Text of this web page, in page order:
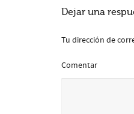
Dejar una
Tu dirección de
Comentar